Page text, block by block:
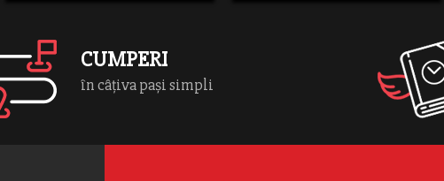
CUMPERI
în câțiva pași simpli